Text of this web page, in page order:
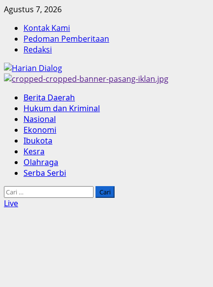
Skip
content
Agustus 7, 2026
Kontak Kami
Pedoman Pemberitaan
Redaksi
Primary
Menu
Berita Daerah
Hukum dan Kriminal
Nasional
Ekonomi
Ibukota
Kesra
Olahraga
Serba Serbi
Cari
untuk:
Live